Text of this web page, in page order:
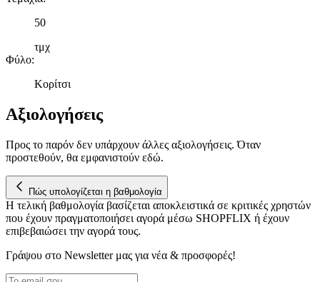
σωστά, να εξατομικεύουμε περιεχόμενο και διαφημίσεις, να
παρέχουμε λειτουργίες μέσων κοινωνικής δικτύωσης και να
μας επεξεργαζόμαστε προσωπικά σας δεδομένα, π.χ. τη
διεύθυνση IP σας, χρησιμοποιώντας τεχνολογία όπως cookies
στη συσκευή σας, με σκοπό την προβολή εξατομικευμένων
διαφημίσεις και περιεχόμενο, την καλύτερη εικόνα του κοινού
πληροφορίες σχετικά με την από μέρους σας χρήση της
τοποθεσίας μας στους συνεργάτες μέσων κοινωνικής
δικτύωσης, διαφημίσεων και ανάλυσης.
50
τμχ
Φύλο:
Κορίτσι
Αξιολογήσεις
Προς το παρόν δεν υπάρχουν άλλες αξιολογήσεις. Όταν
προστεθούν, θα εμφανιστούν εδώ.
Πώς υπολογίζεται η βαθμολογία
Η τελική βαθμολογία βασίζεται αποκλειστικά σε κριτικές χρηστών
που έχουν πραγματοποιήσει αγορά μέσω SHOPFLIX ή έχουν
επιβεβαιώσει την αγορά τους.
Γράψου στο Νewsletter μας για νέα & προσφορές!